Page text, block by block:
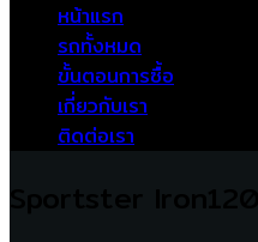
หน้าแรก
รถทั้งหมด
ขั้นตอนการซื้อ
เกี่ยวกับเรา
ติดต่อเรา